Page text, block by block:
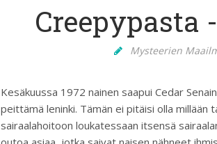
Creepypasta
Mysteerien
Kesäkuussa 1972 nainen saapui Cedar
peittämä leninki. Tämän ei pitäisi olla
sairaalahoitoon loukatessaan itsensä